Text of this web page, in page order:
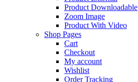
Product Downloadable
Zoom Image
Product With Video
Shop Pages
Cart
Checkout
My account
Wishlist
Order Tracking